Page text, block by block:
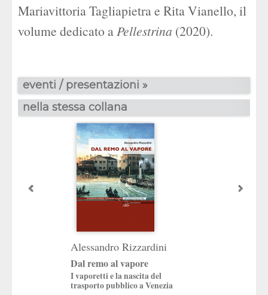
Mariavittoria Tagliapietra e Rita Vianello, il
volume dedicato aPellestrina (2020).
eventi / presentazioni »
nella stessa collana
Alessandro Rizzardini
Dal remo al vapore
I vaporetti e la nascita del
trasporto pubblico a Venezia